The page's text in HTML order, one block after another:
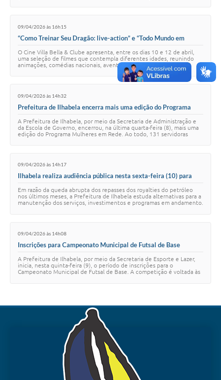
09/04/2026 às 16h15
“Como Treinar Seu Dragão: live-action” e “Todo Mundo em
Clube neste fim de semana
O Cine Villa Bella & Clube apresenta, entre os dias 10 e 12 de abril,
uma seleção de filmes que contempla diferentes idades, reunindo
animações, comédias nacionais, aventura e produções de grande
09/04/2026 às 14h32
Prefeitura de Ilhabela encerra mais uma edição do Programa
A Prefeitura de Ilhabela, por meio da Secretaria de Administração e
da Escola de Governo, encerrou, na última quarta-feira (8), mais uma
edição do Programa Mulheres em Rede. Ao todo, 131 servidoras
09/04/2026 às 14h17
Ilhabela realiza audiência pública nesta sexta-feira (10) para
royalties do petróleo
Em razão da queda abrupta dos repasses dos royalties do petróleo
nos últimos meses, a Prefeitura de Ilhabela estuda alternativas para a
manutenção dos serviços, investimentos e programas em andamento.
09/04/2026 às 14h08
Inscrições para Campeonato Municipal de Futsal de Base
A Prefeitura de Ilhabela, por meio da Secretaria de Esporte e Lazer,
inicia, nesta quinta-feira (9), o período de inscrições para o
Campeonato Municipal de Futsal de Base. A competição é voltada às